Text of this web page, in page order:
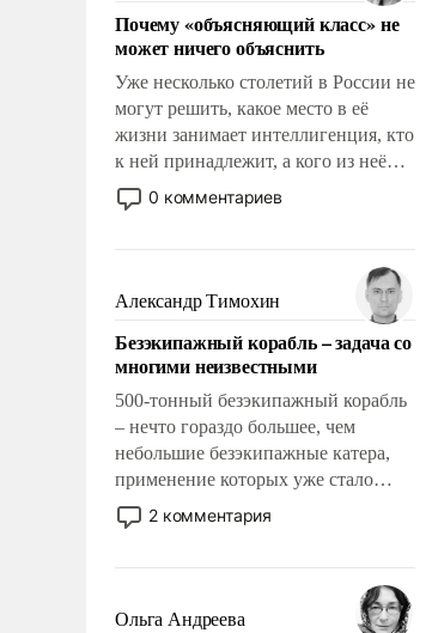
Почему «объясняющий класс» не
может ничего объяснить
Уже несколько столетий в России не
могут решить, какое место в её
жизни занимает интеллигенция, кто
к ней принадлежит, а кого из неё
исключили с правом
восстановления и без оного. И чем
казалось, что эти вопросы решены
раз и навсегда, но – нет, не решены.
0 комментариев
Александр Тимохин
Безэкипажный корабль – задача со
многими неизвестными
500-тонный безэкипажный корабль
– нечто гораздо большее, чем
небольшие безэкипажные катера,
применение которых уже стало
обыденностью. Задача по созданию
такого корабля очень сложна и
реализация радикально поднимет
наши боевые возможности.
2 комментария
Ольга Андреева